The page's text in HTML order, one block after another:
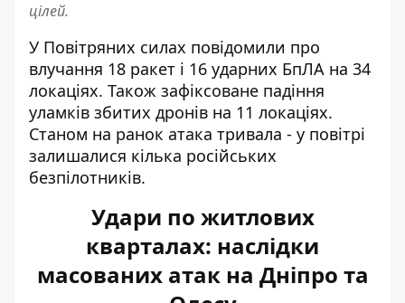
цілей.
У Повітряних силах повідомили про
влучання 18 ракет і 16 ударних БпЛА на 34
локаціях. Також зафіксоване падіння
уламків збитих дронів на 11 локаціях.
Станом на ранок атака тривала - у повітрі
залишалися кілька російських
безпілотників.
Удари по житлових
кварталах: наслідки
масованих атак на Дніпро та